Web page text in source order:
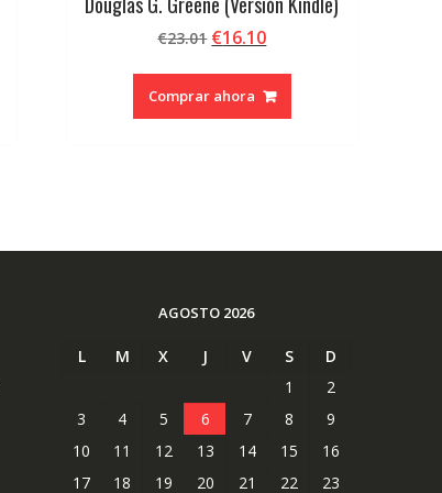
€23.01 El
original
era:
€16.10El
actual
es:
Comprar ahora
AGOSTO 2026
L M X J V S
D
1
2
3
4 5 6 7 8
9
10
11 12 13 14 15
16
17
18 19 20 21 22 23